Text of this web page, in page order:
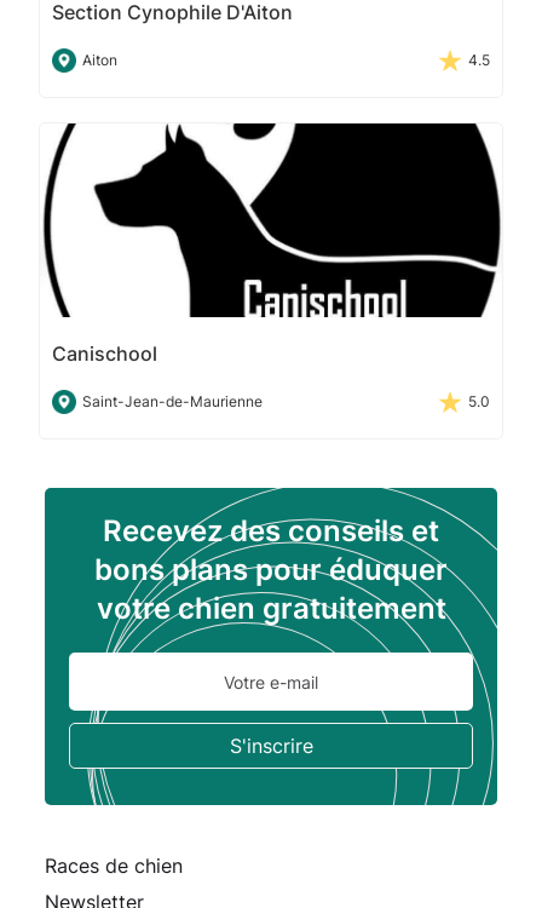
Section Cynophile D'Aiton
Aiton 4.5
Canischool
Saint-Jean-de-Maurienne 5.0
Recevez des conseils et
bons plans pour éduquer
votre chien gratuitement
Races de chien
Newsletter